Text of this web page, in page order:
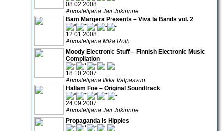
08.02.2008
Arvostelijana Jari Jokirinne
Bam Margera Presents – Viva la Bands vol. 2
12.01.2008
Arvostelijana Mika Roth
Moody Electronic Stuff – Finnish Electronic Music
Compilation
18.10.2007
Arvostelijana Ilkka Valpasvuo
Hallam Foe – Original Soundtrack
24.09.2007
Arvostelijana Jari Jokirinne
Propaganda Is Hippies